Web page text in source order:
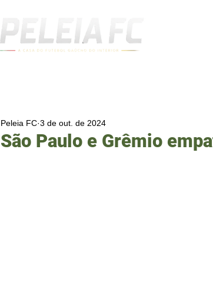
São Paulo e Grêmio
Peleia FC 3 de out. de 2024